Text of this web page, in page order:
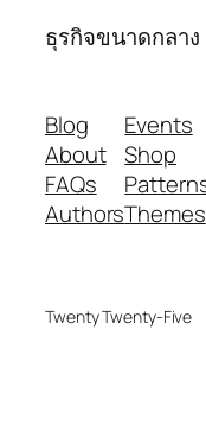
ธุรกิจขนาดกลา
Blog
About
FAQs
Authors
Events
Shop
Themes
Twenty Twenty-Five